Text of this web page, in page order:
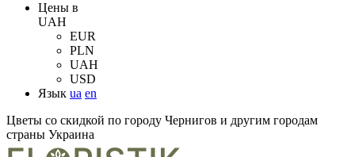
Цены в
UAH
EUR
PLN
UAH
USD
Язык ua en
Цветы со скидкой по городу Чернигов и другим городам
страны Украина